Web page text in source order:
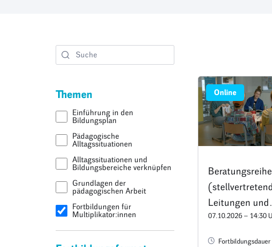
Themen
Einführung in den
Bildungsplan
Pädagogische
Alltagssituationen
Alltagssituationen und
Bildungsbereiche verknüpfen
Grundlagen der
pädagogischen Arbeit
Fortbildungen für
Multiplikator:innen
Online
Leitungen und
07.10.2026 – 14:30
Fortbildungsdauer